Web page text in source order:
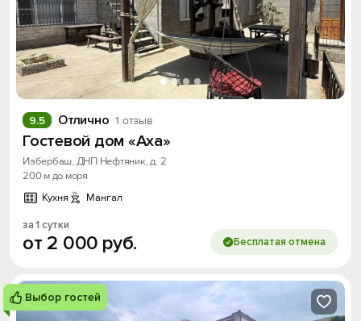
Отлично 1 отзыв
9.5
Гостевой дом «Аха»
Избербаш, ДНП Нефтяник, д. 2
200 м до моря
Кухня
Мангал
за 1 сутки
от 2 000 руб. Бесплатая отмена
Выбор гостей